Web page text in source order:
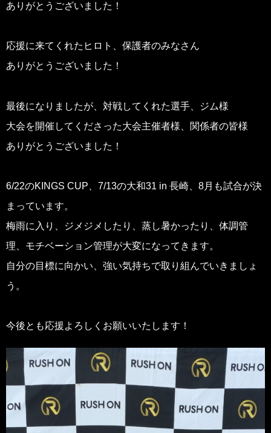
ありがとうございました！
応援に来てくれたヒロト、保護者のみなさん
ありがとうございました！
最後になりましたが、対戦してくれた選手、ジム様
大会を開催してくださった大会主催者様、関係者の皆様
ありがとうございました！
6/22のKINGS CUP、7/13の大和31 in 長崎、8月も試合が決
まっています。
梅雨に入り、ジメジメしたり、蒸し暑かったり、体調管
理、モチベーション管理が大変になってきます。
自分の目標に向かい、強い気持ちで取り組んでいきましょ
う。
今後とも応援よろしくお願いいたします！